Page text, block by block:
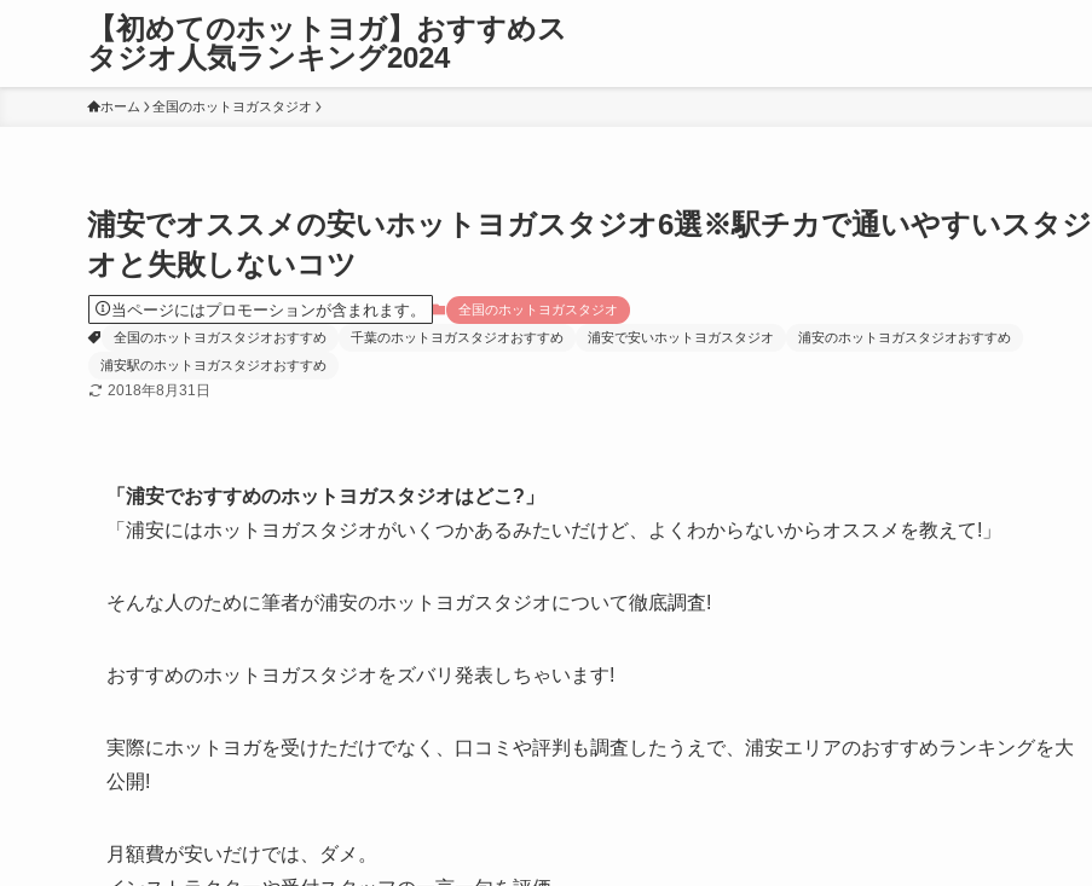
【初めてのホットヨガ】おすすめス
タジオ人気ランキング2024
ホーム 全国のホットヨガスタジオ
浦安でオススメの安いホットヨガスタジオ6選※駅チカで通いやすいスタジ
オと失敗しないコツ
当ページにはプロモーションが含まれます。
全国のホットヨガスタジオ
全国のホットヨガスタジオおすすめ
千葉のホットヨガスタジオおすすめ 浦安で安いホットヨガスタジオ
浦安のホットヨガスタジオおすすめ
浦安駅のホットヨガスタジオおすすめ
2018年8月31日
「浦安でおすすめのホットヨガスタジオはどこ?」
「浦安にはホットヨガスタジオがいくつかあるみたいだけど、よくわからないからオススメを教えて!」
そんな人のために筆者が浦安のホットヨガスタジオについて徹底調査!
おすすめのホットヨガスタジオをズバリ発表しちゃいます!
実際にホットヨガを受けただけでなく、口コミや評判も調査したうえで、浦安エリアのおすすめランキングを大
公開!
月額費が安いだけでは、ダメ。